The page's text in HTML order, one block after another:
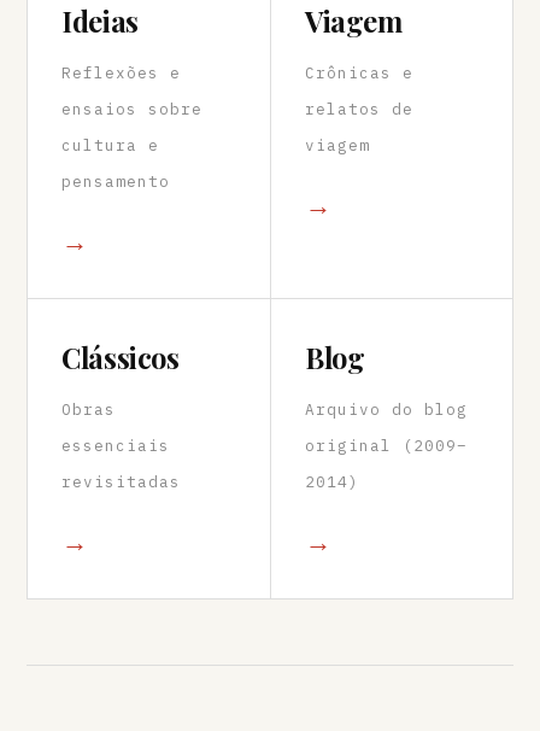
Ideias
Reflexões e
ensaios sobre
cultura e
pensamento
→
Viagem
Crônicas e
relatos de
viagem
→
Clássicos
Obras
essenciais
revisitadas
→
Blog
Arquivo do blog
original (2009–
2014)
→